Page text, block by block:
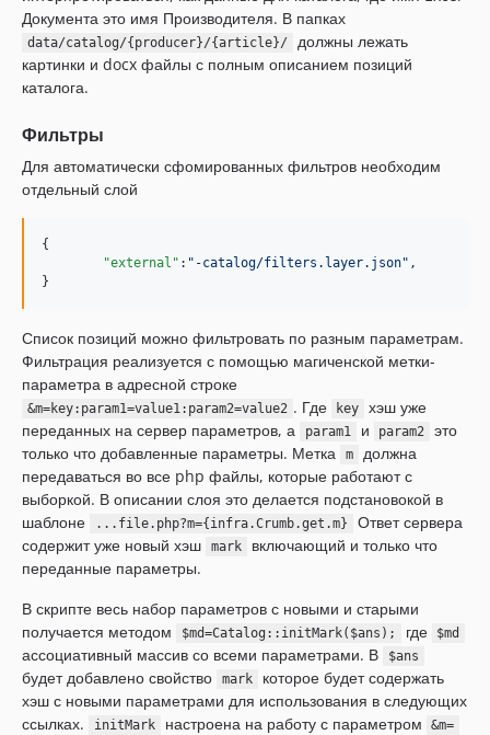
1.0.32
1.0.31
1.0.30
1.0.28
1.0.27
1.0.26
1.0.24
1.0.23
1.0.21
1.0.20
1.0.19
1.0.18
1.0.17
1.0.16
1.0.15
1.0.14
1.0.13
1.0.11
1.0.10
1.0.9
1.0.8
Документа это имя Производителя. В папках
data/catalog/{producer}/{article}/
должны лежать
картинки и docx файлы с полным описанием позиций
каталога.
Фильтры
Для автоматически сфомированных фильтров необходим
отдельный слой
{
"external" : " -catalog/filters.layer.json" ,
}
Список позиций можно фильтровать по разным параметрам.
Фильтрация реализуется с помощью магиченской метки-
параметра в адресной строке
&m=key:param1=value1:param2=value2 . Где key
хэш уже
переданных на сервер параметров, а
param1 и param2
это
только что добавленные параметры. Метка
m
должна
передаваться во все php файлы, которые работают с
выборкой. В описании слоя это делается подстановокой в
шаблоне
...file.php?m={infra.Crumb.get.m}
Ответ сервера
содержит уже новый хэш
mark
включающий и только что
переданные параметры.
В скрипте весь набор параметров с новыми и старыми
получается методом
$md=Catalog::initMark($ans); где $md
ассоциативный массив со всеми параметрами. В $ans
будет добавлено свойство mark
которое будет содержать
хэш с новыми параметрами для использования в следующих
ссылках.
initMark настроена на работу с параметром &m=